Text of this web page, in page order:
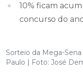
10% ficam
concurso do
Sorteio da Mega-
Paulo | Foto: José